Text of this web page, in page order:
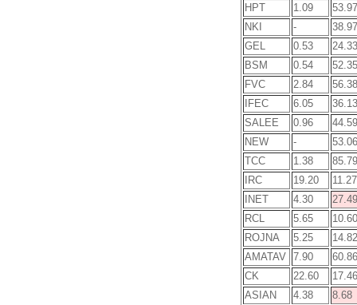
HPT
1.09
53.97
NKI
-
38.97
GEL
0.53
24.33
BSM
0.54
52.35
FVC
2.84
56.38
IFEC
6.05
36.13
SALEE
0.96
44.59
NEW
-
53.06
TCC
1.38
85.79
IRC
19.20
11.27
INET
4.30
27.49
RCL
5.65
10.60
ROJNA
5.25
14.82
AMATAV 7.90
60.86
CK
22.60
17.46
ASIAN
4.38
8.68